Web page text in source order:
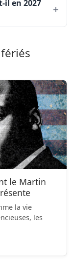
il en 2027
le Martin
la vie
les